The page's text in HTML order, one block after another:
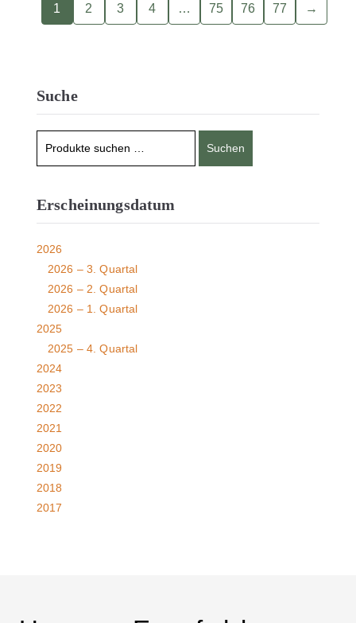
1 2 3 4 … 75 76 77 →
Suche
Suchen
Erscheinungsdatum
2026
2026 – 3. Quartal
2026 – 2. Quartal
2026 – 1. Quartal
2025
2025 – 4. Quartal
2024
2023
2022
2021
2020
2019
2018
2017